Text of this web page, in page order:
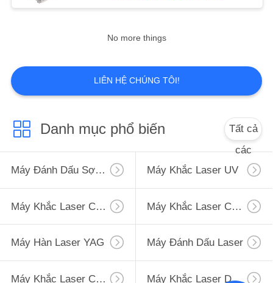
Máy khắc laser cầm
tay
Máy khắc laser
Diode
7
No more things
LIÊN HỆ CHÚNG TÔI!
Danh mục phổ biến
Tất cả
các
Máy Đánh Dấu Sợi Laser
Máy Khắc Laser UV
Máy Khắc Laser CO2 Máy Khắc Laser Cầm Tay
Máy Hàn Laser YAG Máy Đánh Dấu Laser
Máy Khắc Laser Cầm Tay Máy Khắc Laser Diode